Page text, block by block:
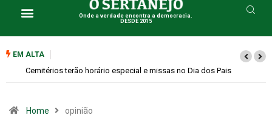
Onde a verdade encontra a democracia.
DESDE 2015
EM ALTA Cemitérios terão horário especial e missas no Dia dos Pais